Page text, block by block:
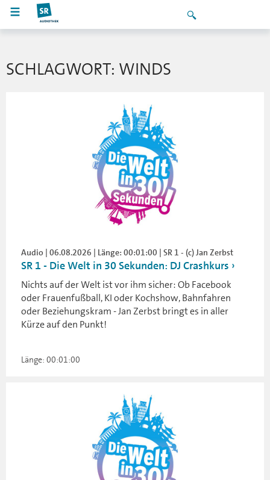
SCHLAGWORT: WINDS
Audio | 06.08.2026 | Länge: 00:01:00 | SR 1 - (c) Jan Zerbst
SR 1 - Die Welt in 30 Sekunden: DJ Crashkurs
Nichts auf der Welt ist vor ihm sicher: Ob Facebook
oder Frauenfußball, KI oder Kochshow, Bahnfahren
oder Beziehungskram - Jan Zerbst bringt es in aller
Kürze auf den Punkt!
Länge: 00:01:00